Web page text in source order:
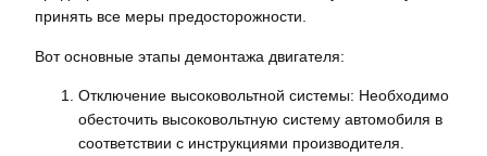
принять все меры предосторожности.
Вот основные этапы демонтажа двигателя:
Отключение высоковольтной системы: Необходимо
обесточить высоковольтную систему автомобиля в
соответствии с инструкциями производителя.